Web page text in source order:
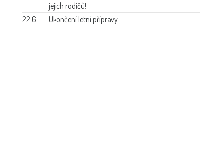
jejich rodičů!
22.6.
Ukončení letní přípravy